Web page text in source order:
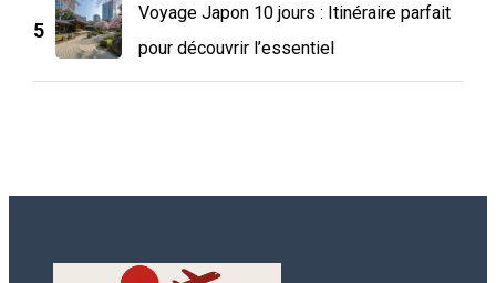
5
Voyage Japon 10 jours : Itinéraire parfait
pour découvrir l’essentiel